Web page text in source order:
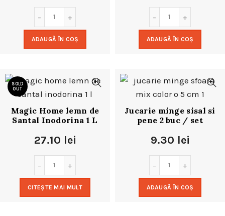
ADAUGĂ ÎN COȘ ADAUGĂ ÎN COȘ
SOLD
OUT
Magic Home lemn de
Santal Inodorina 1 L
27.10 lei
CITEȘTE MAI MULT
Jucarie minge sisal si
pene 2 buc / set
9.30 lei
ADAUGĂ ÎN COȘ